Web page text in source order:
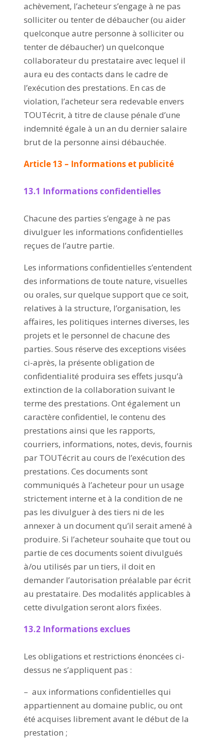
achèvement, l’acheteur s’engage à ne pas
solliciter ou tenter de débaucher (ou aider
quelconque autre personne à solliciter ou
tenter de débaucher) un quelconque
collaborateur du prestataire avec lequel il
aura eu des contacts dans le cadre de
l’exécution des prestations. En cas de
violation, l’acheteur sera redevable envers
TOUTécrit, à titre de clause pénale d’une
indemnité égale à un an du dernier salaire
brut de la personne ainsi débauchée.
Article 13 – Informations et publicité
13.1 Informations confidentielles
Chacune des parties s’engage à ne pas
divulguer les informations confidentielles
reçues de l’autre partie.
Les informations confidentielles s’entendent
des informations de toute nature, visuelles
ou orales, sur quelque support que ce soit,
relatives à la structure, l’organisation, les
affaires, les politiques internes diverses, les
projets et le personnel de chacune des
parties. Sous réserve des exceptions visées
ci-après, la présente obligation de
confidentialité produira ses effets jusqu’à
extinction de la collaboration suivant le
terme des prestations. Ont également un
caractère confidentiel, le contenu des
prestations ainsi que les rapports,
courriers, informations, notes, devis, fournis
par TOUTécrit au cours de l’exécution des
prestations. Ces documents sont
communiqués à l’acheteur pour un usage
strictement interne et à la condition de ne
pas les divulguer à des tiers ni de les
annexer à un document qu’il serait amené à
produire. Si l’acheteur souhaite que tout ou
partie de ces documents soient divulgués
à/ou utilisés par un tiers, il doit en
demander l’autorisation préalable par écrit
au prestataire. Des modalités applicables à
cette divulgation seront alors fixées.
13.2 Informations exclues
Les obligations et restrictions énoncées ci-
dessus ne s’appliquent pas :
– aux informations confidentielles qui
appartiennent au domaine public, ou ont
été acquises librement avant le début de la
prestation ;